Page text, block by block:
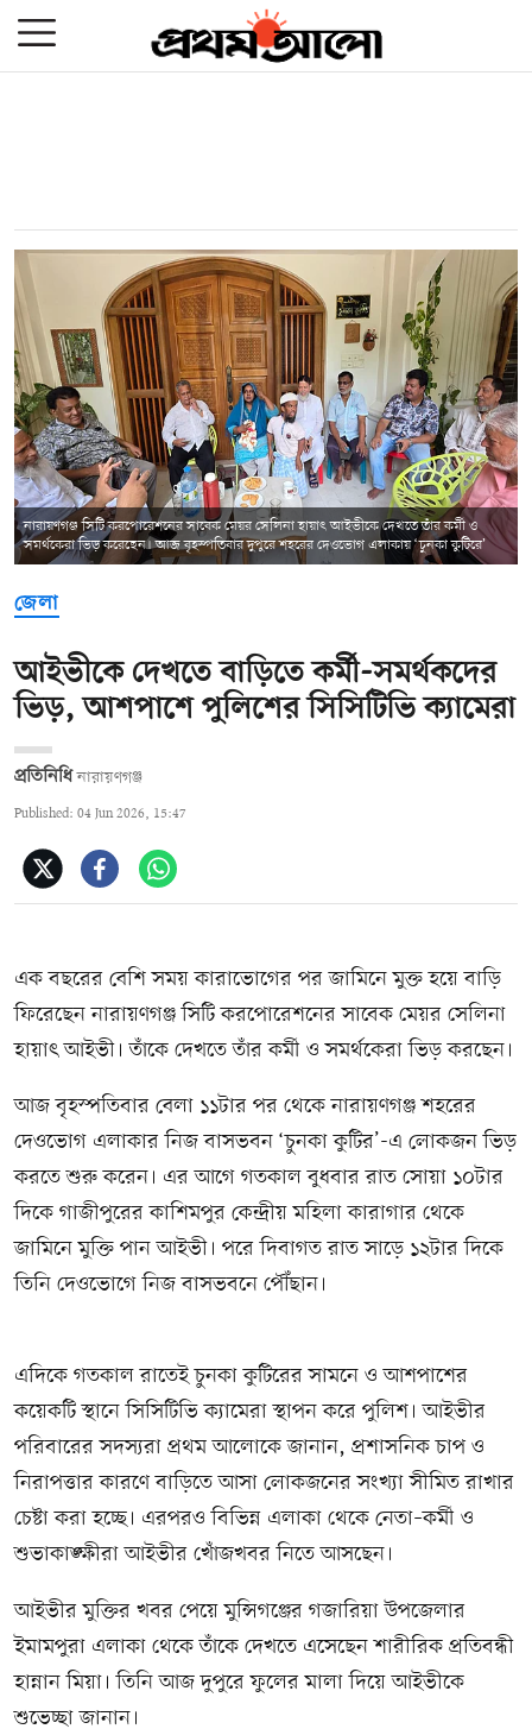
নারায়ণগঞ্জ সিটি করপোরেশনের সাবেক মেয়র সেলিনা হায়াৎ আইভীকে দেখতে তাঁর কর্মী ও
সমর্থকেরা ভিড় করেছেন। আজ বৃহস্পতিবার দুপুরে শহরের দেওভোগ এলাকায় ‘চুনকা কুটিরে’
জেলা
আইভীকে দেখতে বাড়িতে কর্মী-সমর্থকদের
ভিড়, আশপাশে পুলিশের সিসিটিভি ক্যামেরা
প্রতিনিধি নারায়ণগঞ্জ
Published: 04 Jun 2026, 15:47
এক বছরের বেশি সময় কারাভোগের পর জামিনে মুক্ত হয়ে বাড়ি
ফিরেছেন নারায়ণগঞ্জ সিটি করপোরেশনের সাবেক মেয়র সেলিনা
হায়াৎ আইভী। তাঁকে দেখতে তাঁর কর্মী ও সমর্থকেরা ভিড় করছেন।
আজ বৃহস্পতিবার বেলা ১১টার পর থেকে নারায়ণগঞ্জ শহরের
দেওভোগ এলাকার নিজ বাসভবন ‘চুনকা কুটির’-এ লোকজন ভিড়
করতে শুরু করেন। এর আগে গতকাল বুধবার রাত সোয়া ১০টার
দিকে গাজীপুরের কাশিমপুর কেন্দ্রীয় মহিলা কারাগার থেকে
জামিনে মুক্তি পান আইভী। পরে দিবাগত রাত সাড়ে ১২টার দিকে
তিনি দেওভোগে নিজ বাসভবনে পৌঁছান।
এদিকে গতকাল রাতেই চুনকা কুটিরের সামনে ও আশপাশের
কয়েকটি স্থানে সিসিটিভি ক্যামেরা স্থাপন করে পুলিশ। আইভীর
পরিবারের সদস্যরা প্রথম আলোকে জানান, প্রশাসনিক চাপ ও
নিরাপত্তার কারণে বাড়িতে আসা লোকজনের সংখ্যা সীমিত রাখার
চেষ্টা করা হচ্ছে। এরপরও বিভিন্ন এলাকা থেকে নেতা–কর্মী ও
শুভাকাঙ্ক্ষীরা আইভীর খোঁজখবর নিতে আসছেন।
আইভীর মুক্তির খবর পেয়ে মুন্সিগঞ্জের গজারিয়া উপজেলার
ইমামপুরা এলাকা থেকে তাঁকে দেখতে এসেছেন শারীরিক প্রতিবন্ধী
হান্নান মিয়া। তিনি আজ দুপুরে ফুলের মালা দিয়ে আইভীকে
শুভেচ্ছা জানান।